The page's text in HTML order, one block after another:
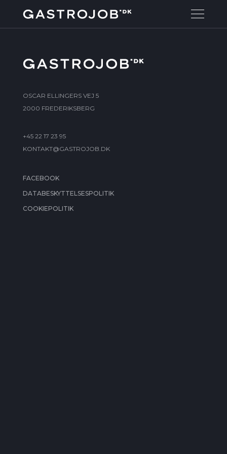
OSCAR ELLINGERS VEJ 5
2000 FREDERIKSBERG
+45 22 17 23 95
KONTAKT@GASTROJOB.DK
FACEBOOK
DATABESKYTTELSESPOLITIK
COOKIEPOLITIK